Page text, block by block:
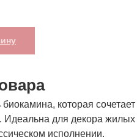
которая
Идеальна для декора
исполнении.